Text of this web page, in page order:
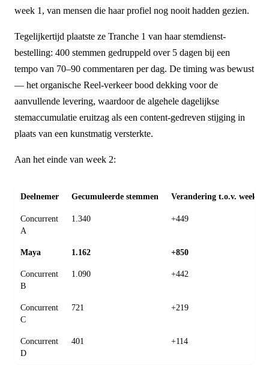
week 1, van mensen die haar profiel nog nooit hadden gezien.
Tegelijkertijd plaatste ze Tranche 1 van haar stemdienst-
bestelling: 400 stemmen gedruppeld over 5 dagen bij een
tempo van 70–90 commentaren per dag. De timing was bewust
— het organische Reel-verkeer bood dekking voor de
aanvullende levering, waardoor de algehele dagelijkse
stemaccumulatie eruitzag als een content-gedreven stijging in
plaats van een kunstmatig versterkte.
Aan het einde van week 2:
Deelnemer Gecumuleerde stemmen Verandering t.o.v. week 1
Concurrent
A
1.340 +449
Maya 1.162 +850
Concurrent
B
1.090 +442
Concurrent
C
721 +219
Concurrent
D
401 +114